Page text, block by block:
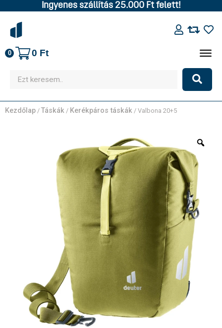
Ingyenes szállítás 25.000 Ft felett!
0 0 Ft
Kezdőlap / Táskák / Kerékpáros táskák / Valbona 20+5